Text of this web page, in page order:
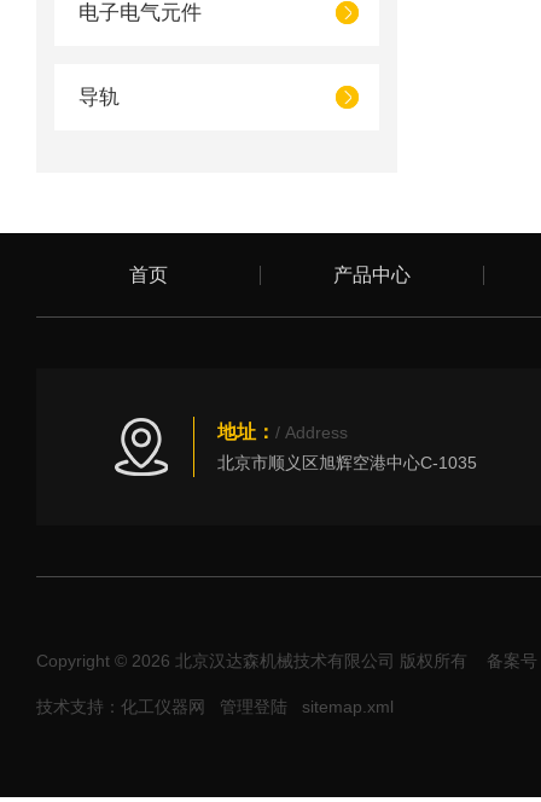
电子电气元件
导轨
首页 产品中心
地址： / Address
北京市顺义区旭辉空港中心C-1035
Copyright © 2026 北京汉达森机械技术有限公司 版权所有 备案
技术支持：化工仪器网 管理登陆 sitemap.xml